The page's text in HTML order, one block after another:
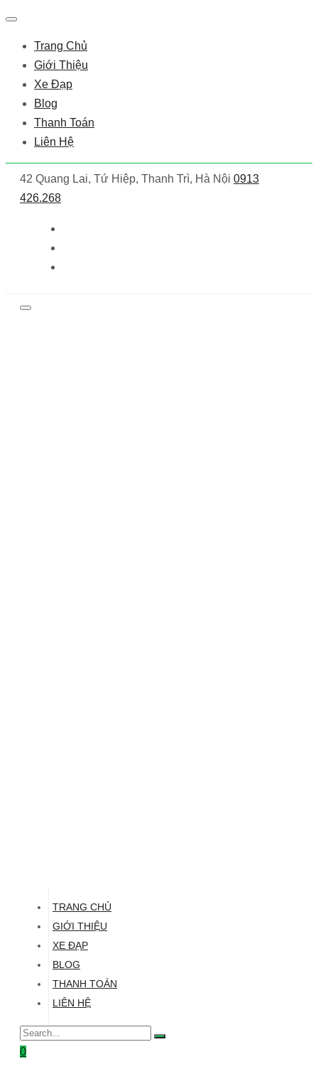
Trang Chủ
Giới Thiệu
Xe Đạp
Blog
Thanh Toán
Liên Hệ
42 Quang Lai, Tứ Hiệp, Thanh Trì, Hà Nội 0913
426.268
TRANG CHỦ
GIỚI THIỆU
XE ĐẠP
BLOG
THANH TOÁN
LIÊN HỆ
0